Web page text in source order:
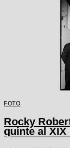
FOTO
Rocky
quinte al